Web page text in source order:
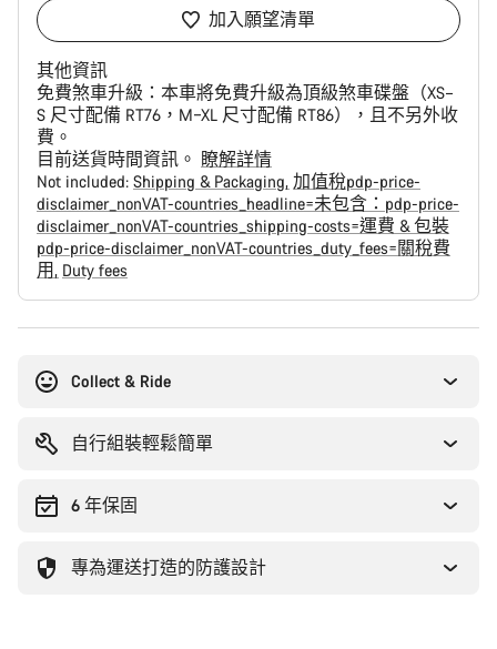
加入願望清單
其他資訊
免費煞車升級： 本車將免費升級為頂級煞車碟盤（XS–
S 尺寸配備 RT76，M–XL 尺寸配備 RT86），且不另外收
費。
目前送貨時間資訊。 瞭解詳情
Not included: Shipping & Packaging 加值稅pdp-price-
disclaimer_nonVAT-countries_headline=未包含：pdp-price-
disclaimer_nonVAT-countries_shipping-costs=運費 & 包裝
pdp-price-disclaimer_nonVAT-countries_duty_fees=關稅費
用 Duty fees
Collect & Ride
自行組裝輕鬆簡單
6 年保固
專為運送打造的防護設計